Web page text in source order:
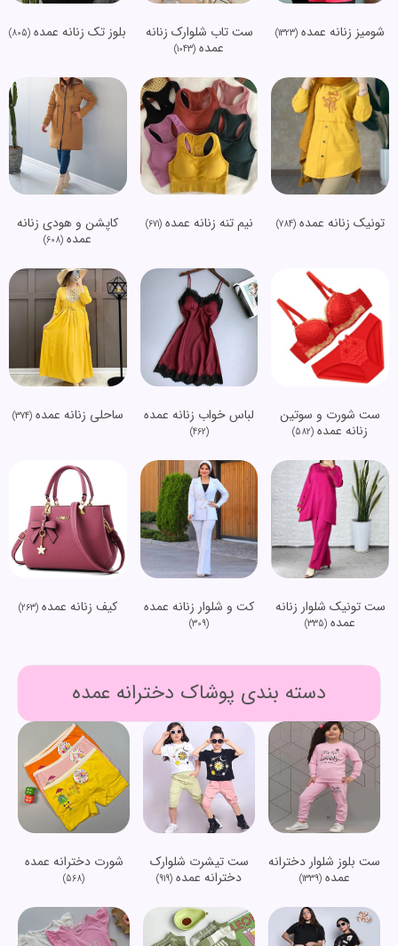
شومیز زنانه عمده (1323)
ست تاب شلوارک زنانه
عمده (1043)
بلوز تک زنانه عمده (805)
تونیک زنانه عمده(784) نیم تنه زنانه عمده(671)
کاپشن و هودی زنانه
عمده (608)
ست شورت و سوتین
زنانه عمده (582)
لباس خواب زنانه عمده
(462)
ساحلی زنانه عمده(374)
ست تونیک شلوار زنانه
عمده (335)
کت و شلوار زنانه عمده
(309)
کیف زنانه عمده(263)
دسته بندی پوشاک دخترانه عمده
ست بلوز شلوار دخترانه
عمده(1339)
ست تیشرت شلوارک
دخترانه عمده (919)
شورت دخترانه عمده
(568)